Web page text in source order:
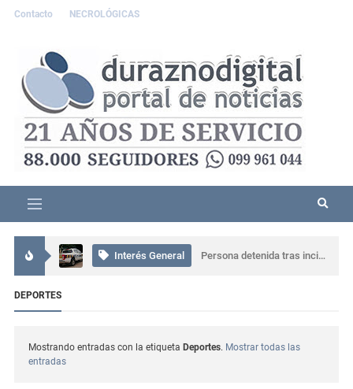
Contacto NECROLÓGICAS
Interés General Persona detenida tras incidente familiar en Durazno; portaba un machete
Interés General Más de 80 personas participaron en una capacitación sobre ceremonial, protocolo y gestión en Sarandí del Yí
DEPORTES
Mostrando entradas con la etiqueta Deportes. Mostrar todas las
entradas